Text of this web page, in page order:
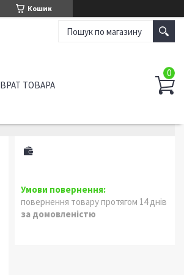
Кошик
ТОВАРА
повернення товару протягом 14 днів
за домовленістю